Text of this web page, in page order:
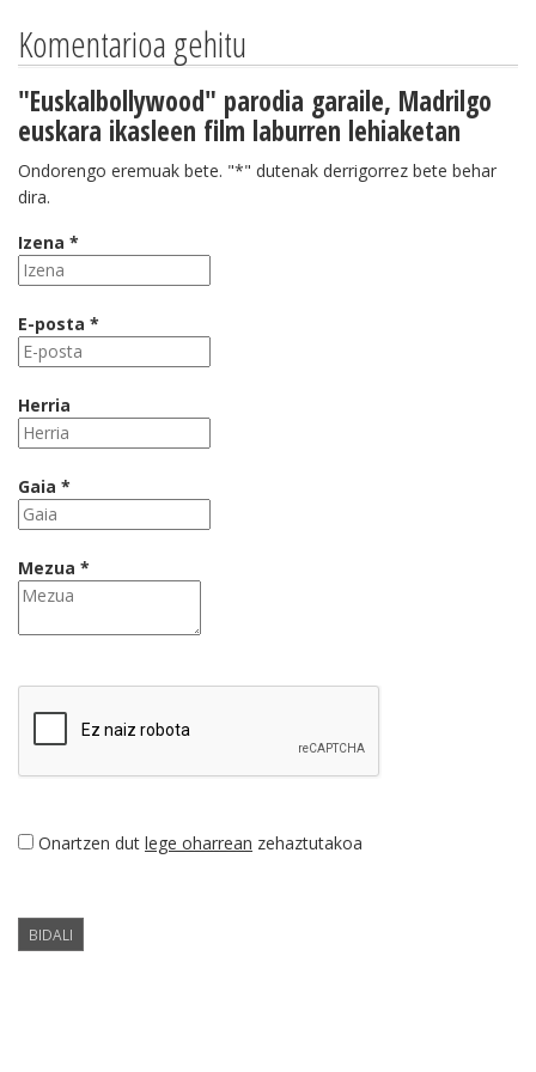
Komentarioa gehitu
"Euskalbollywood" parodia garaile, Madrilgo
euskara ikasleen film laburren lehiaketan
Ondorengo eremuak bete. "*" dutenak derrigorrez bete behar
dira.
Izena *
E-posta *
Herria
Gaia *
Mezua *
Onartzen dut lege oharrean zehaztutakoa
BIDALI